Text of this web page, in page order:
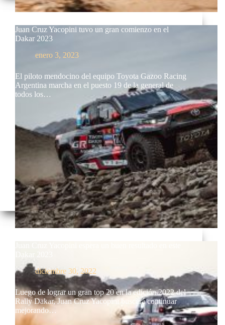
Juan Cruz Yacopini tuvo un gran comienzo en el
Dakar 2023
enero 3, 2023
El piloto mendocino del equipo Toyota Gazoo Racing
Argentina marcha en el puesto 19 de la general de
todos los…
diciembre 30, 2022
Luego de lograr un gran top 20 en la edición 2022 del
Rally Dakar, Juan Cruz Yacopini buscará continuar
mejorando…